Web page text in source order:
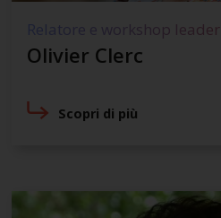
Relatore e workshop leader
Olivier Clerc
Scopri di più